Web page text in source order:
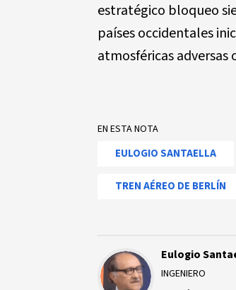
estratégico bloqueo
países occidentales
atmosféricas
EN ESTA NOTA
EULOGIO SANTAELLA
TREN AÉREO DE BERLÍN
Eulogio
INGENIERO